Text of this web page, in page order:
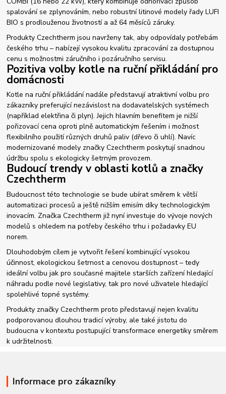
spalování se zplynováním, nebo robustní litinové modely řady LUFI
BIO s prodlouženou životností a až 64 měsíců záruky.
Produkty Czechtherm jsou navrženy tak, aby odpovídaly potřebám
českého trhu – nabízejí vysokou kvalitu zpracování za dostupnou
cenu s možnostmi záručního i pozáručního servisu.
Pozitiva volby kotle na ruční přikládání pro
domácnosti
Kotle na ruční přikládání nadále představují atraktivní volbu pro
zákazníky preferující nezávislost na dodavatelských systémech
(například elektřina či plyn). Jejich hlavním benefitem je nižší
pořizovací cena oproti plně automatickým řešením i možnost
flexibilního použití různých druhů paliv (dřevo či uhlí). Navíc
modernizované modely značky Czechtherm poskytují snadnou
údržbu spolu s ekologicky šetrným provozem.
Budoucí trendy v oblasti kotlů a značky
Czechtherm
Budoucnost této technologie se bude ubírat směrem k větší
automatizaci procesů a ještě nižším emisím díky technologickým
inovacím. Značka Czechtherm již nyní investuje do vývoje nových
modelů s ohledem na potřeby českého trhu i požadavky EU
norem.
Dlouhodobým cílem je vytvořit řešení kombinující vysokou
účinnost, ekologickou šetrnost a cenovou dostupnost – tedy
ideální volbu jak pro současné majitele starších zařízení hledající
náhradu podle nové legislativy, tak pro nové uživatele hledající
spolehlivé topné systémy.
Produkty značky Czechtherm proto představují nejen kvalitu
podporovanou dlouhou tradicí výroby, ale také jistotu do
budoucna v kontextu postupující transformace energetiky směrem
k udržitelnosti.
Informace pro zákazníky